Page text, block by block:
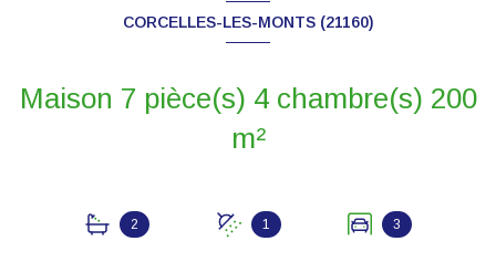
CORCELLES-LES-MONTS (21160)
Maison 7 pièce(s) 4 chambre(s) 200
m²
2 1 3